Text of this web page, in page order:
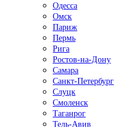
Одесса
Омск
Париж
Пермь
Рига
Ростов-на-Дону
Самара
Санкт-Петербург
Слуцк
Смоленск
Таганрог
Тель-Авив